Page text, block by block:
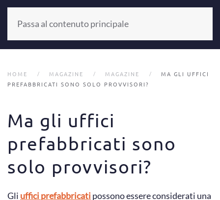
Passa al contenuto principale
HOME MAGAZINE MAGAZINE
MA GLI UFFICI
PREFABBRICATI SONO SOLO PROVVISORI?
Ma gli uffici
prefabbricati sono
solo provvisori?
Gli uffici prefabbricatipossono essere considerati una